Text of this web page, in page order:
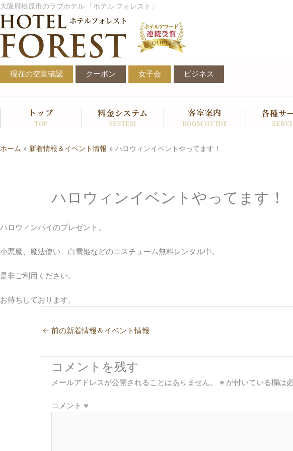
内
容
を
キ
ッ
大阪府松原市のラブホテル 「ホテル フォレスト」
現在の空室確認 クーポン 女子会 ビジネス
トップ
TOP
料金システム
SYSTEM
客室案内
ROOM GUIDE
各種サ
ホーム 新着情報＆イベント情報 ハロウィンイベントやってます！
ハロウィンイベントやってます！
ハロウィンパイのプレゼント。
小悪魔、魔法使い、白雪姫などのコスチューム無料レンタル中。
是非ご利用ください。
お待ちしております。
← 前の新着情報＆イベント情報
コメントを残す
メールアドレスが公開されることはありません。 ※ が付いている欄は
コメント ※